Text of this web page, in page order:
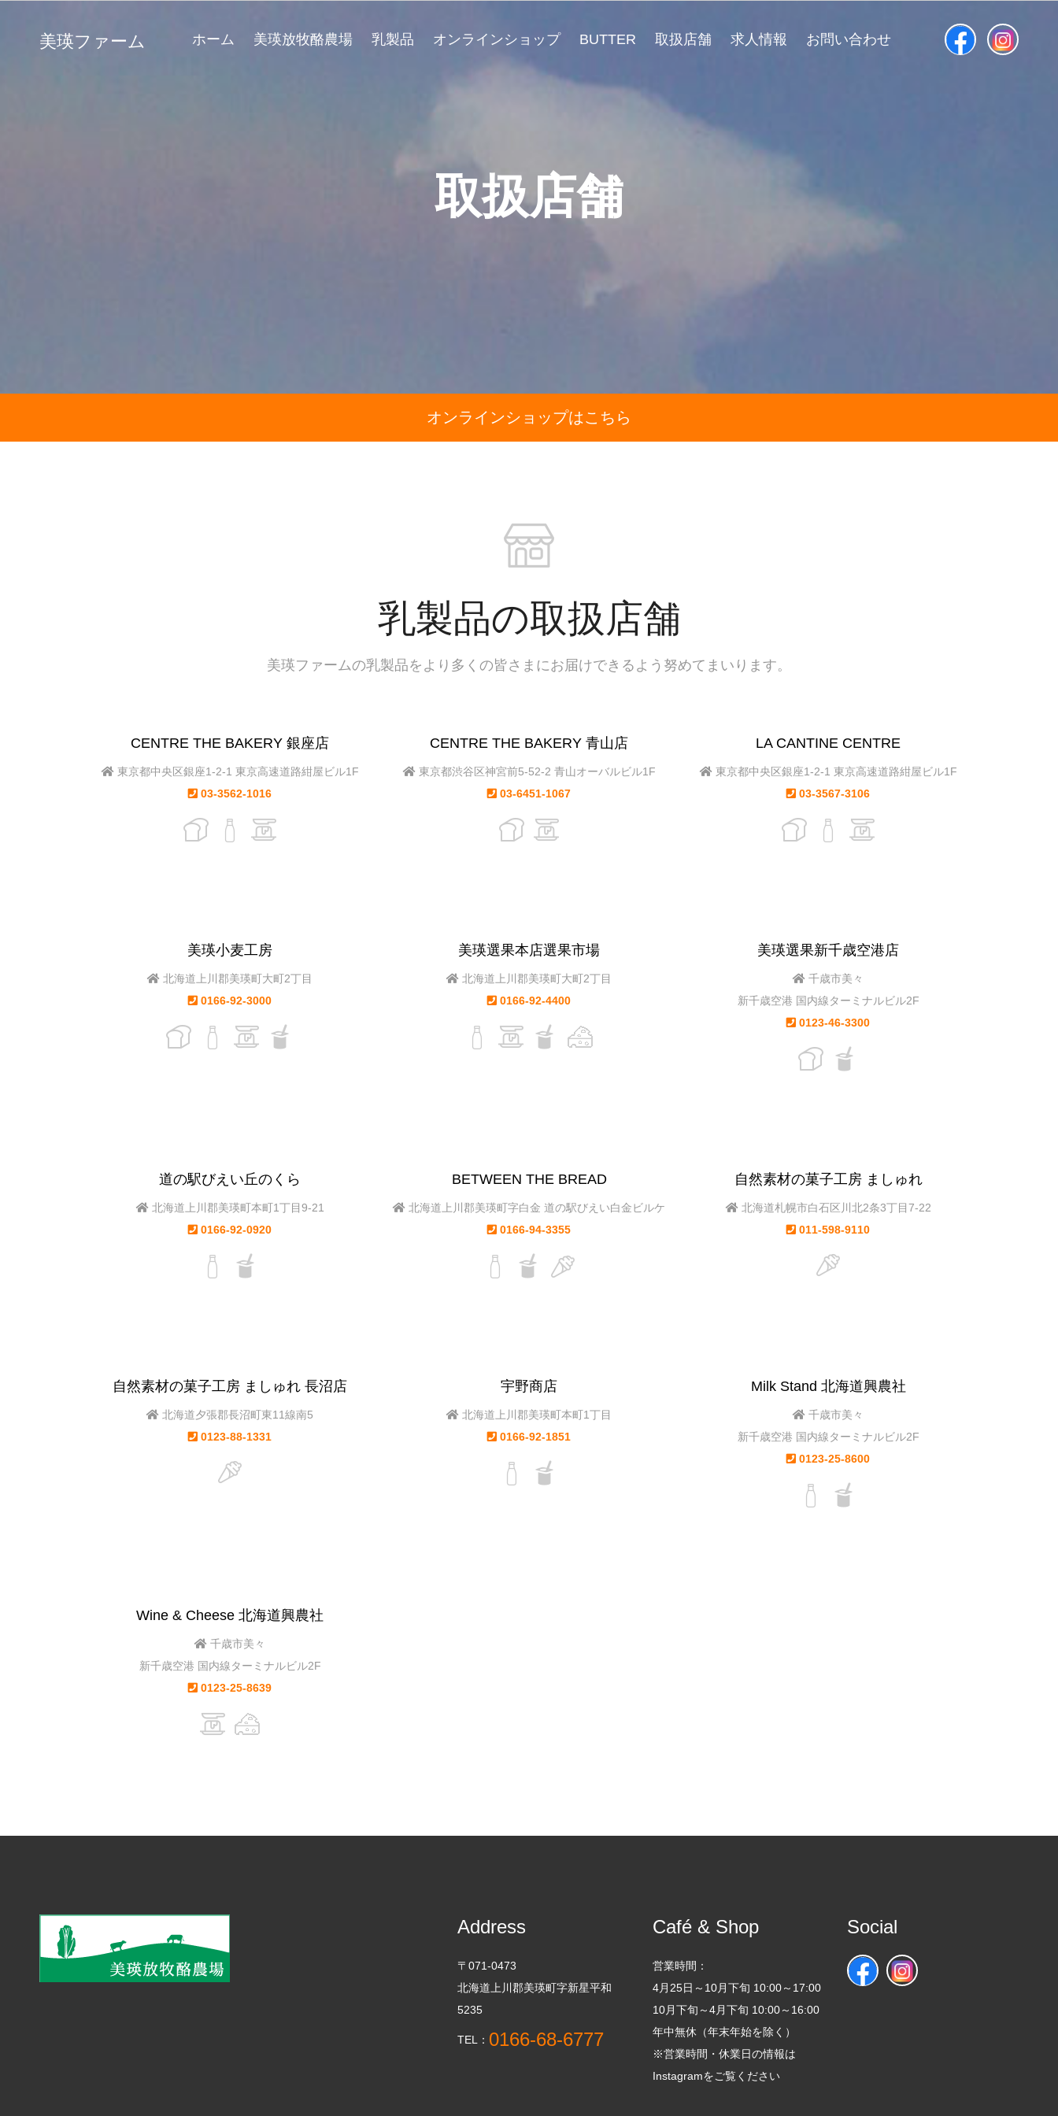
美瑛ファーム ホーム 美瑛放牧酪農場 乳製品 オンラインショップ BUTTER 取扱店舗 求人情報 お問い合わせ
取扱店舗
オンラインショップはこちら
乳製品の取扱店舗
美瑛ファームの乳製品をより多くの皆さまにお届けできるよう努めてまいります。
CENTRE THE BAKERY 銀座店
東京都中央区銀座1-2-1 東京高速道路紺屋ビル1F
03-3562-1016
CENTRE THE BAKERY 青山店
東京都渋谷区神宮前5-52-2 青山オーバルビル1F
03-6451-1067
LA CANTINE CENTRE
東京都中央区銀座1-2-1 東京高速道路紺屋ビル1F
03-3567-3106
美瑛小麦工房
北海道上川郡美瑛町大町2丁目
0166-92-3000
美瑛選果本店選果市場
北海道上川郡美瑛町大町2丁目
0166-92-4400
美瑛選果新千歳空港店
千歳市美々
新千歳空港 国内線ターミナルビル2F
0123-46-3300
道の駅びえい丘のくら
北海道上川郡美瑛町本町1丁目9-21
0166-92-0920
BETWEEN THE BREAD
北海道上川郡美瑛町字白金 道の駅びえい白金ビルケ
0166-94-3355
自然素材の菓子工房 ましゅれ
北海道札幌市白石区川北2条3丁目7-22
011-598-9110
自然素材の菓子工房 ましゅれ 長沼店
北海道夕張郡長沼町東11線南5
0123-88-1331
宇野商店
北海道上川郡美瑛町本町1丁目
0166-92-1851
Milk Stand 北海道興農社
千歳市美々
新千歳空港 国内線ターミナルビル2F
0123-25-8600
Wine & Cheese 北海道興農社
千歳市美々
新千歳空港 国内線ターミナルビル2F
0123-25-8639
Address
〒071-0473
北海道上川郡美瑛町字新星平和
5235
TEL： 0166-68-6777
Café & Shop
営業時間：
4月25日～10月下旬 10:00～17:00
10月下旬～4月下旬 10:00～16:00
年中無休（年末年始を除く）
※営業時間・休業日の情報は
Instagramをご覧ください
Social